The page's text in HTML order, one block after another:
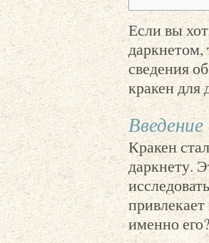
Если вы
сведения
кракен для
Кракен
даркнету.
именно